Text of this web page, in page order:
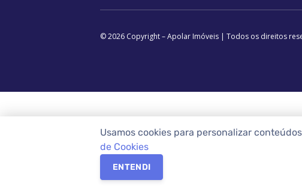
© 2026 Copyright – Apolar Imóveis | Todos os direitos
Usamos cookies para personalizar
de Cookies
ENTENDI